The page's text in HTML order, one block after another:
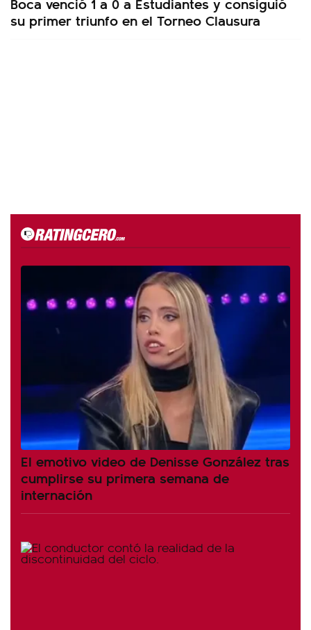
su primer triunfo en el Torneo Clausura
El emotivo video de Denisse González tras
cumplirse su primera semana de
internación